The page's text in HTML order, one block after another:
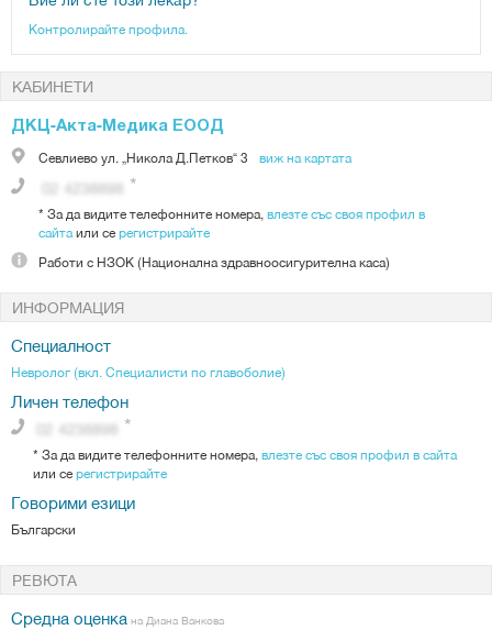
Контролирайте профила.
КАБИНЕТИ
ДКЦ-Акта-Медика ЕООД
Севлиевоул. „Никола Д.Петков“ 3 виж на картата
* За да видите телефонните номера, влезте със своя профил в
сайтаили серегистрирайте
Работи с НЗОК (Национална здравноосигурителна каса)
ИНФОРМАЦИЯ
Специалност
Невролог (вкл. Специалисти по главоболие)
Личен телефон
* За да видите телефонните номера, влезте със своя профил в сайта
или серегистрирайте
Говорими езици
Български
РЕВЮТА
Средна оценка на Диана Ванкова